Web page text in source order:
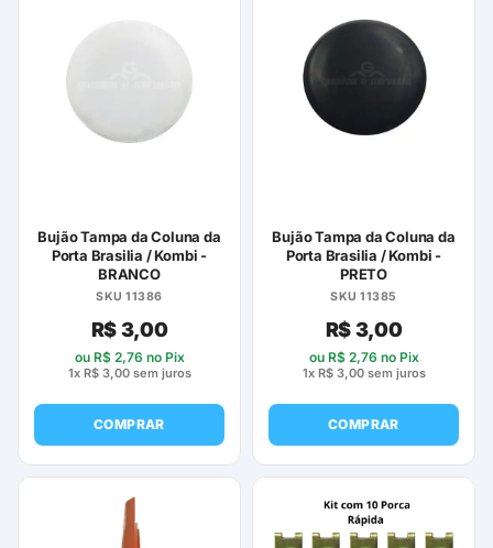
várias
variantes.
opções
podem
página
do
produto
Bujão Tampa da Coluna da
Porta Brasilia / Kombi -
BRANCO
SKU 11386
R$3,00
ou R$2,76 no Pix
1x R$3,00sem juros
COMPRAR
Bujão Tampa da Coluna da
Porta Brasilia / Kombi -
PRETO
SKU 11385
R$3,00
ou R$2,76 no Pix
1x R$3,00sem juros
COMPRAR